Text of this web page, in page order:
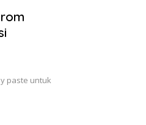
paste untuk